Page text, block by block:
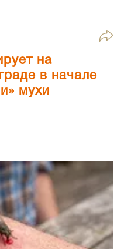
на
в начале
мухи